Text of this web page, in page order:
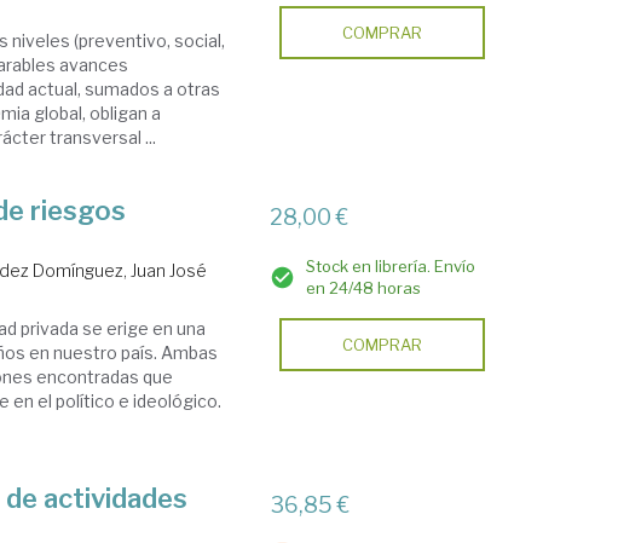
niveles (preven­tivo, social,
avances
actual, sumados a otras
global, obligan a
transversal ...
COMPRAR
riesgos
Domínguez, Juan José
privada se erige en una
en nuestro país. Ambas
encontradas que
en el político e ideológico.
28,00 €
Stock en librería. Envío
en 24/48 horas
COMPRAR
actividades 36,85 €